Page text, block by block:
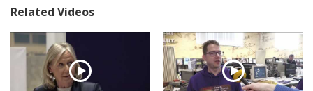
Related Videos